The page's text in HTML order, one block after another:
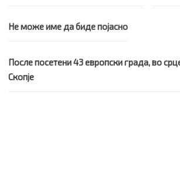
Не може име да биде појасно
После посетени 43 европски града, во
Скопје